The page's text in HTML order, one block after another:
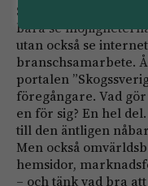
Så det var vaket av
bara se
utan också se
branschsamarbete.
portalen
föregångare. Vad
en för sig? En hel
till den äntligen
Men också
hemsidor,
– och tänk vad bra